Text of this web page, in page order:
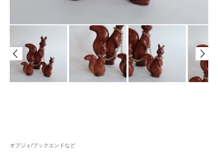
オブジェ/ブックエンドなど